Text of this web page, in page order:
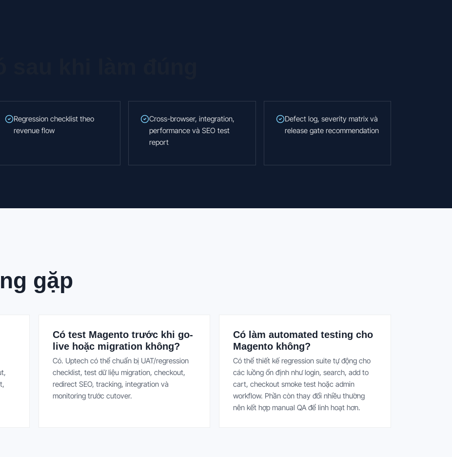
Regression checklist theo
revenue flow
Cross-browser, integration,
performance và SEO test
report
Defect log, severity matrix và
release gate recommendation
gặp
Có test Magento trước khi go-
live hoặc migration không?
Có. Uptech có thể chuẩn bị UAT/regression
checklist, test dữ liệu migration, checkout,
redirect SEO, tracking, integration và
monitoring trước cutover.
Có làm automated testing cho
Magento không?
Có thể thiết kế regression suite tự động cho
các luồng ổn định như login, search, add to
cart, checkout smoke test hoặc admin
workflow. Phần còn thay đổi nhiều thường
nên kết hợp manual QA để linh hoạt hơn.